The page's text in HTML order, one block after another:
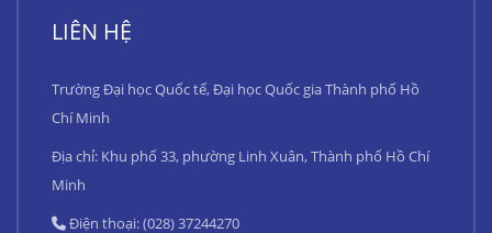
LIÊN HỆ
Trường Đại học Quốc tế, Đại học Quốc gia Thành phố Hồ
Chí Minh
Địa chỉ: Khu phố 33, phường Linh Xuân, Thành phố Hồ Chí
Minh
Điện thoại: (028) 37244270